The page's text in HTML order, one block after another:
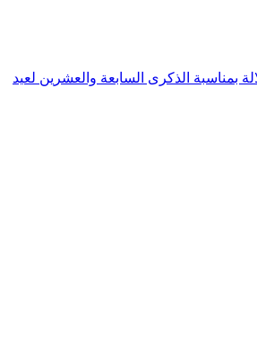
بمناسبة الذكرى السابعة والعشرين لعيد